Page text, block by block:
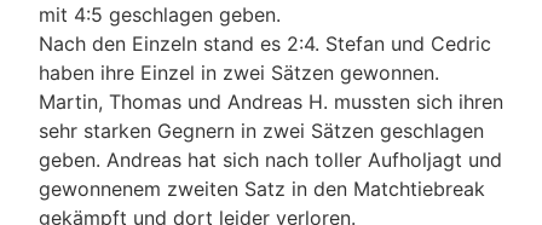
mit 4:5 geschlagen geben.
Nach den Einzeln stand es 2:4. Stefan und Cedric
haben ihre Einzel in zwei Sätzen gewonnen.
Martin, Thomas und Andreas H. mussten sich ihren
sehr starken Gegnern in zwei Sätzen geschlagen
geben. Andreas hat sich nach toller Aufholjagt und
gewonnenem zweiten Satz in den Matchtiebreak
gekämpft und dort leider verloren.